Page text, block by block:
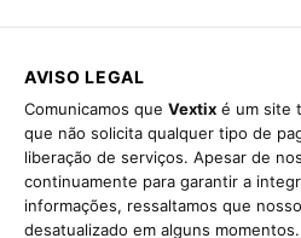
AVISO LEGAL
Comunicamos que Vextix é um site
que não solicita qualquer tipo de
liberação de serviços. Apesar de
continuamente para garantir a
informações, ressaltamos que
desatualizado em alguns